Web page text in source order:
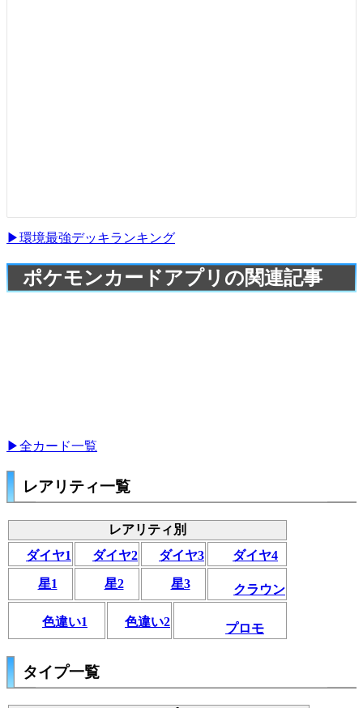
▶環境最強デッキランキング
ポケモンカードアプリの関連記事
▶全カード一覧
レアリティ一覧
レアリティ別
ダイヤ1
ダイヤ2 ダイヤ3 ダイヤ4
星1 星2 星3 クラウン
色違い1 色違い2 プロモ
タイプ一覧